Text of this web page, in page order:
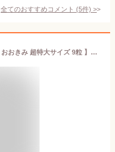
全てのおすすめコメント (5件) >
クーポンあり 大粒 いちご【 宮崎県産 おおきみ 超特大サイズ 9粒 】380g以上(1粒あたり40g以上)【日付指定不可】熨斗 メッセージカード対応 イチゴ 苺 大粒 高級 高糖度 ギフト 贈り物 プレゼント あまおう とちあいか 紅ほっぺ より珍しい！